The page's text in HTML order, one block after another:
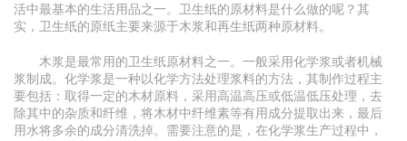
活中最基本的生活用品之一。卫生纸的原材料是什么做的呢？其
实，卫生纸的原纸主要来源于木浆和再生纸两种原材料。
木浆是最常用的卫生纸原材料之一。一般采用化学浆或者机械
浆制成。化学浆是一种以化学方法处理浆料的方法，其制作过程主
要包括：取得一定的木材原料，采用高温高压或低温低压处理，去
除其中的杂质和纤维，将木材中纤维素等有用成分提取出来，最后
用水将多余的成分清洗掉。需要注意的是，在化学浆生产过程中，